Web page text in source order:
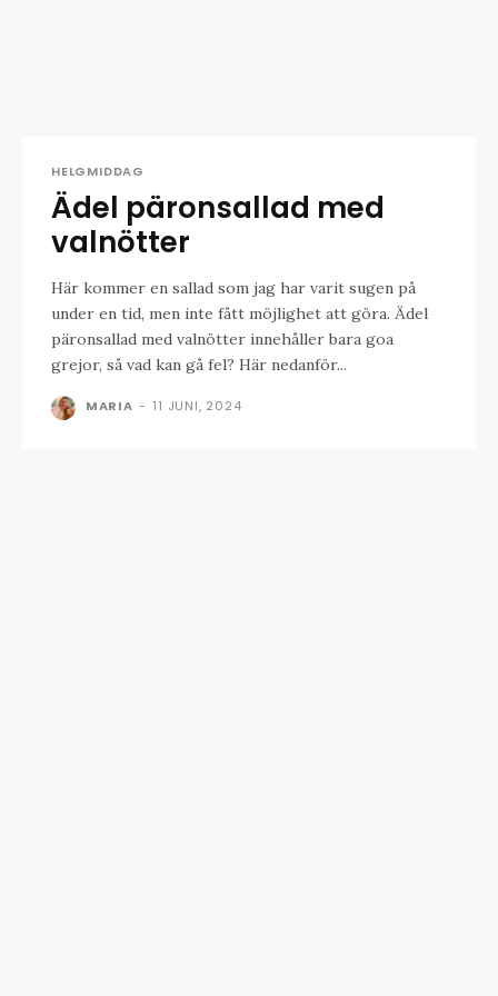
HELGMIDDAG
Ädel päronsallad med
valnötter
Här kommer en sallad som jag har varit sugen på
under en tid, men inte fått möjlighet att göra. Ädel
päronsallad med valnötter innehåller bara goa
grejor, så vad kan gå fel? Här nedanför...
MARIA - 11 JUNI, 2024